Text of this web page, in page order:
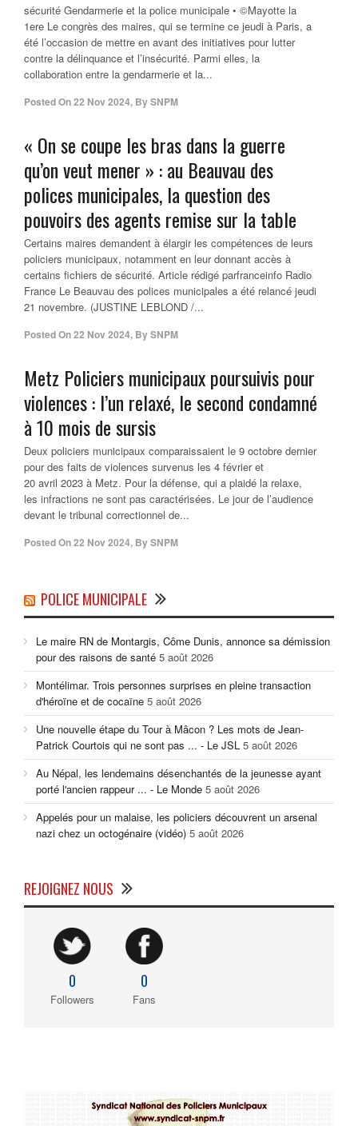
sécurité Gendarmerie et la police municipale • ©Mayotte la
1ere Le congrès des maires, qui se termine ce jeudi à Paris, a
été l’occasion de mettre en avant des initiatives pour lutter
contre la délinquance et l’insécurité. Parmi elles, la
collaboration entre la gendarmerie et la...
Posted On22 Nov 2024, BySNPM
« On se coupe les bras dans la guerre
qu’on veut mener » : au Beauvau des
polices municipales, la question des
pouvoirs des agents remise sur la table
Certains maires demandent à élargir les compétences de leurs
policiers municipaux, notamment en leur donnant accès à
certains fichiers de sécurité. Article rédigé parfranceinfo Radio
France Le Beauvau des polices municipales a été relancé jeudi
21 novembre. (JUSTINE LEBLOND /...
Posted On22 Nov 2024, BySNPM
Metz Policiers municipaux poursuivis pour
violences : l’un relaxé, le second condamné
à 10 mois de sursis
Deux policiers municipaux comparaissaient le 9 octobre dernier
pour des faits de violences survenus les 4 février et
20 avril 2023 à Metz. Pour la défense, qui a plaidé la relaxe,
les infractions ne sont pas caractérisées. Le jour de l’audience
devant le tribunal correctionnel de...
Posted On22 Nov 2024, BySNPM
POLICE MUNICIPALE
Le maire RN de Montargis, Côme Dunis, annonce sa démission
pour des raisons de santé 5 août 2026
Montélimar. Trois personnes surprises en pleine transaction
d'héroïne et de cocaïne 5 août 2026
Une nouvelle étape du Tour à Mâcon ? Les mots de Jean-
Patrick Courtois qui ne sont pas ... - Le JSL 5 août 2026
Au Népal, les lendemains désenchantés de la jeunesse ayant
porté l'ancien rappeur ... - Le Monde 5 août 2026
Appelés pour un malaise, les policiers découvrent un arsenal
nazi chez un octogénaire (vidéo) 5 août 2026
REJOIGNEZ NOUS
0
Followers
0
Fans